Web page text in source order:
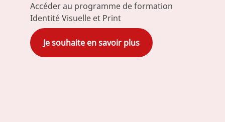
Accéder au programme de formation
Identité Visuelle et Print
Je souhaite en savoir plus